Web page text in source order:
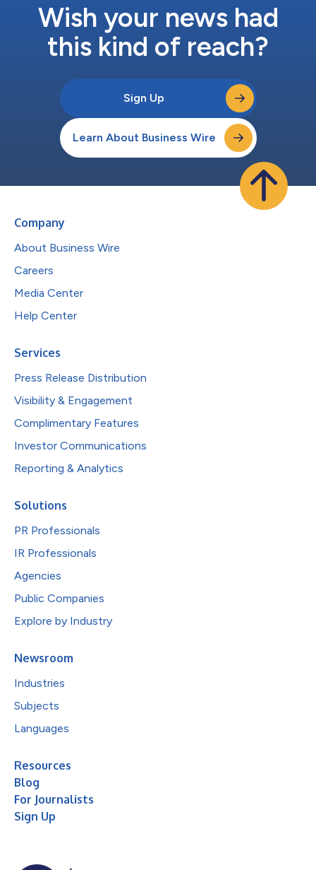
Wish your news had
this kind of reach?
Sign Up
Learn About Business Wire
Company
About Business Wire
Careers
Media Center
Help Center
Services
Press Release Distribution
Visibility & Engagement
Complimentary Features
Investor Communications
Reporting & Analytics
Solutions
PR Professionals
IR Professionals
Agencies
Public Companies
Explore by Industry
Newsroom
Industries
Subjects
Languages
Resources
Blog
For Journalists
Sign Up